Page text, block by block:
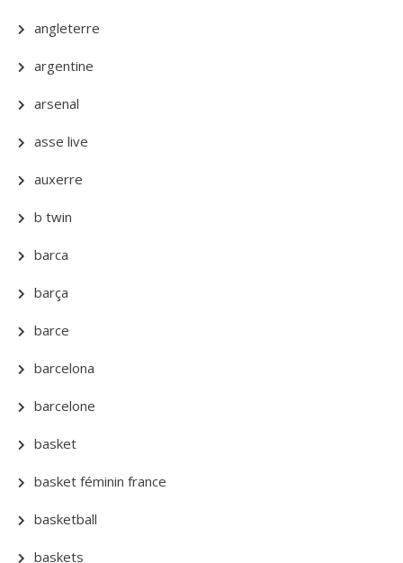
angleterre
argentine
arsenal
asse live
auxerre
b twin
barca
barça
barce
barcelona
barcelone
basket
basket féminin france
basketball
baskets